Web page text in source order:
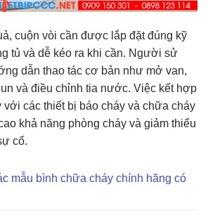
cuộn vòi cần được lắp đặt đúng kỹ
tủ và dễ kéo ra khi cần. Người sử
dẫn thao tác cơ bản như mở van,
và điều chỉnh tia nước. Việc kết hợp
các thiết bị báo cháy và chữa cháy
khả năng phòng cháy và giảm thiểu
cố.
mẫu bình chữa cháy chính hãng có